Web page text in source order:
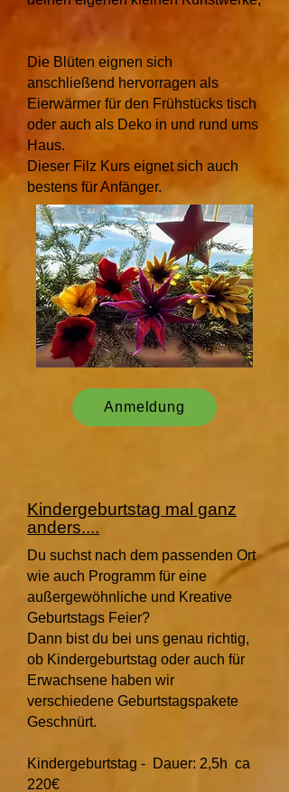
Die Blüten eignen sich
anschließend hervorragen als
Eierwärmer für den Frühstücks tisch
oder auch als Deko in und rund ums
Haus.
Dieser Filz Kurs eignet sich auch
bestens für Anfänger.
Anmeldung
Kindergeburtstag mal ganz
anders....
Du suchst nach dem passenden Ort
wie auch Programm für eine
außergewöhnliche und Kreative
Geburtstags Feier?
Dann bist du bei uns genau richtig,
ob Kindergeburtstag oder auch für
Erwachsene haben wir
verschiedene Geburtstagspakete
Geschnürt.
Kindergeburtstag - Dauer: 2,5h ca
220€